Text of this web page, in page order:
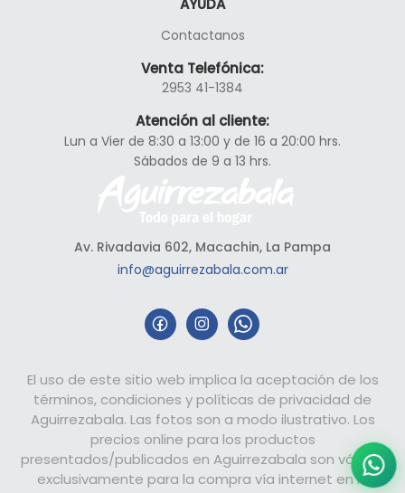
AYUDA
Contactanos
Venta Telefónica:
2953 41-1384
Atención al cliente:
Lun a Vier de 8:30 a 13:00 y de 16 a 20:00 hrs.
Sábados de 9 a 13 hrs.
Av. Rivadavia 602, Macachin, La Pampa
info@aguirrezabala.com.ar
El uso de este sitio web implica la aceptación de los
términos, condiciones y políticas de privacidad de
Aguirrezabala. Las fotos son a modo ilustrativo. Los
precios online para los productos
presentados/publicados en Aguirrezabala son válidos
exclusivamente para la compra vía internet en la